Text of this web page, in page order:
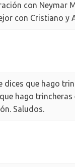
con Neymar
con Cristiano y
dices que hago
hago
Saludos.